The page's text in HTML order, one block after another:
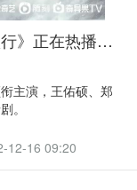
【回国加速器】徐璐主演的《月歌行》正在热播中，引力带你回国上爱奇艺看新剧
主演，王佑硕、郑
。
12-16 09:20